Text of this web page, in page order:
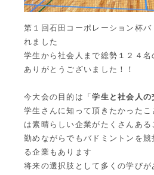
第１回石田コーポレーション杯バ
れました
学生から社会人まで総勢１２４
ありがとうございました！！
今大会の目的は「学生と社会人の
学生さんに知って頂きたかった
は素晴らしい企業がたくさんある
勤めながらでもバドミントンを
る企業もあります
将来の選択肢として多くの学びが